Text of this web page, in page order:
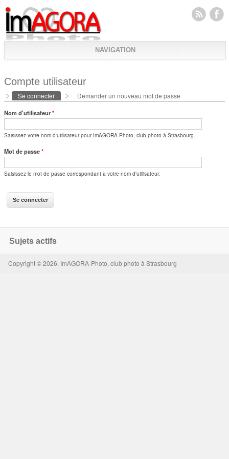
NAVIGATION
Compte utilisateur
Onglets principaux
Se connecter (onglet actif)Demander un nouveau mot de passe
Nom d'utilisateur*
Saisissez votre nom d'utilisateur pour ImAGORA-Photo, club photo à Strasbourg.
Mot de passe*
Saisissez le mot de passe correspondant à votre nom d'utilisateur.
Sujets actifs
Copyright © 2026, ImAGORA-Photo, club photo à Strasbourg